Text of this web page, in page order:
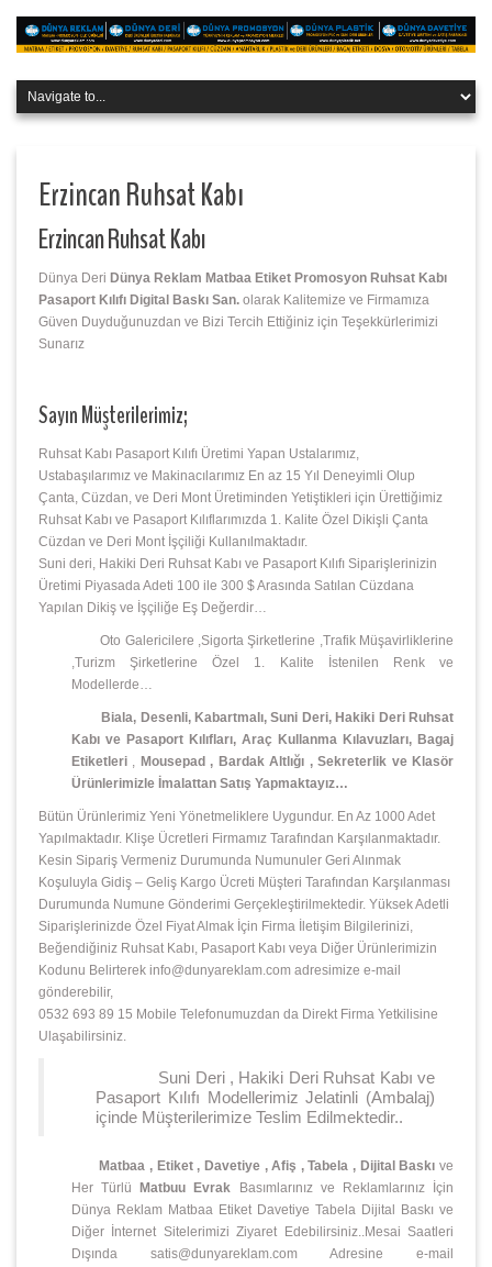
Erzincan Ruhsat Kabı
Erzincan Ruhsat Kabı
Dünya Deri Dünya Reklam Matbaa Etiket Promosyon Ruhsat Kabı
Pasaport Kılıfı Digital Baskı San. olarak Kalitemize ve Firmamıza
Güven Duyduğunuzdan ve Bizi Tercih Ettiğiniz için Teşekkürlerimizi
Sunarız
Sayın Müşterilerimiz;
Ruhsat Kabı Pasaport Kılıfı Üretimi Yapan Ustalarımız,
Ustabaşılarımız ve Makinacılarımız En az 15 Yıl Deneyimli Olup
Çanta, Cüzdan, ve Deri Mont Üretiminden Yetiştikleri için Ürettiğimiz
Ruhsat Kabı ve Pasaport Kılıflarımızda 1. Kalite Özel Dikişli Çanta
Cüzdan ve Deri Mont İşçiliği Kullanılmaktadır.
Suni deri, Hakiki Deri Ruhsat Kabı ve Pasaport Kılıfı Siparişlerinizin
Üretimi Piyasada Adeti 100 ile 300 $ Arasında Satılan Cüzdana
Yapılan Dikiş ve İşçiliğe Eş Değerdir…
Oto Galericilere ,Sigorta Şirketlerine ,Trafik Müşavirliklerine
,Turizm Şirketlerine Özel 1. Kalite İstenilen Renk ve
Modellerde…
Biala, Desenli, Kabartmalı, Suni Deri, Hakiki Deri Ruhsat
Kabı ve Pasaport Kılıfları, Araç Kullanma Kılavuzları, Bagaj
Etiketleri , Mousepad , Bardak Altlığı , Sekreterlik ve Klasör
Ürünlerimizle İmalattan Satış Yapmaktayız…
Bütün Ürünlerimiz Yeni Yönetmeliklere Uygundur. En Az 1000 Adet
Yapılmaktadır. Klişe Ücretleri Firmamız Tarafından Karşılanmaktadır.
Kesin Sipariş Vermeniz Durumunda Numunuler Geri Alınmak
Koşuluyla Gidiş – Geliş Kargo Ücreti Müşteri Tarafından Karşılanması
Durumunda Numune Gönderimi Gerçekleştirilmektedir. Yüksek Adetli
Siparişlerinizde Özel Fiyat Almak İçin Firma İletişim Bilgilerinizi,
Beğendiğiniz Ruhsat Kabı, Pasaport Kabı veya Diğer Ürünlerimizin
Kodunu Belirterek info@dunyareklam.com adresimize e-mail
gönderebilir,
0532 693 89 15 Mobile Telefonumuzdan da Direkt Firma Yetkilisine
Ulaşabilirsiniz.
Suni Deri , Hakiki Deri Ruhsat Kabı ve
Pasaport Kılıfı Modellerimiz Jelatinli (Ambalaj)
içinde Müşterilerimize Teslim Edilmektedir..
Matbaa , Etiket , Davetiye , Afiş , Tabela , Dijital Baskı ve
Her Türlü
Matbuu Evrak Basımlarınız ve Reklamlarınız İçin
Dünya Reklam Matbaa Etiket Davetiye Tabela Dijital Baskı ve
Diğer İnternet Sitelerimizi Ziyaret Edebilirsiniz..Mesai Saatleri
Dışında satis@dunyareklam.com Adresine e-mail